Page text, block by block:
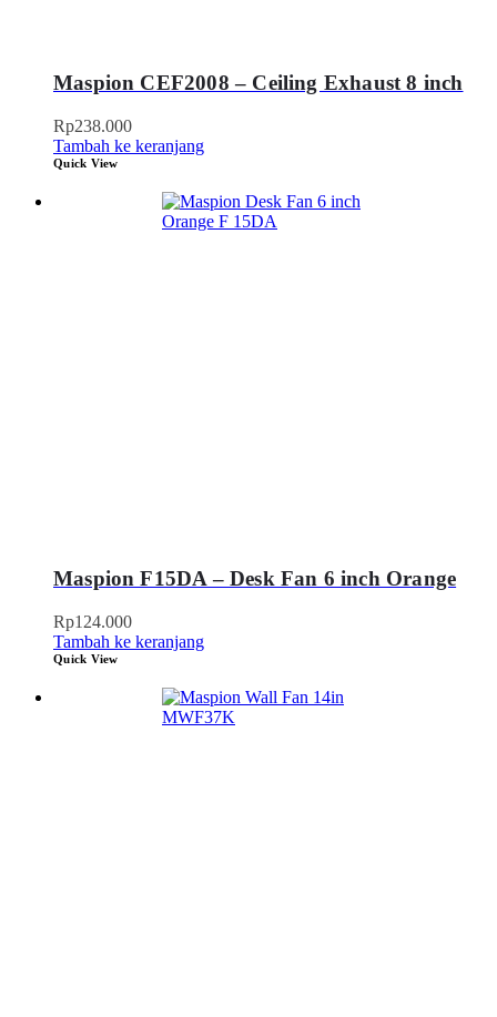
Maspion CEF2008 – Ceiling Exhaust 8 inch
Rp238.000
Tambah ke keranjang
Quick View
Maspion F15DA – Desk Fan 6 inch Orange
Rp124.000
Tambah ke keranjang
Quick View